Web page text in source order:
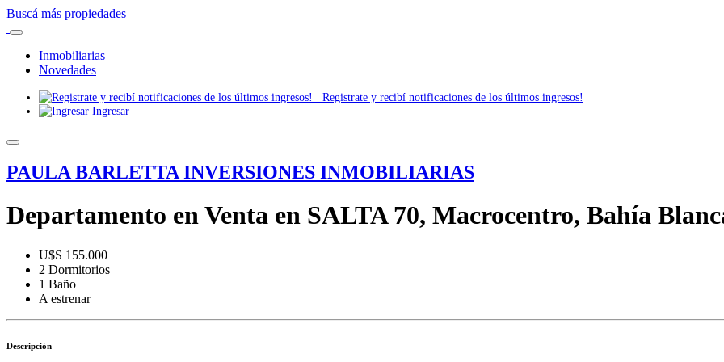
Buscá más propiedades
Inmobiliarias
Novedades
Registrate y recibí notificaciones de los últimos ingresos!
Ingresar
PAULA BARLETTA INVERSIONES INMOBILIARIAS
Departamento en Venta en SALTA 70, Macrocentro, Bahía
U$S 155.000
2 Dormitorios
1 Baño
A estrenar
Descripción